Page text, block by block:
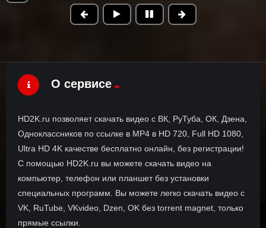
О сервисе
HD2K.ru позволяет скачать видео с ВК, РуТуба, ОК, Дзена,
Одноклассников по ссылке в MP4 в HD 720, Full HD 1080,
Ultra HD 4K качестве бесплатно онлайн, без регистрации!
С помощью HD2K.ru вы можете скачать видео на
компьютер, телефон или планшет без установки
специальных программ. Вы можете легко скачать видео с
VK, RuTube, VKvideo, Dzen, OK без torrent magnet, только
прямые ссылки.